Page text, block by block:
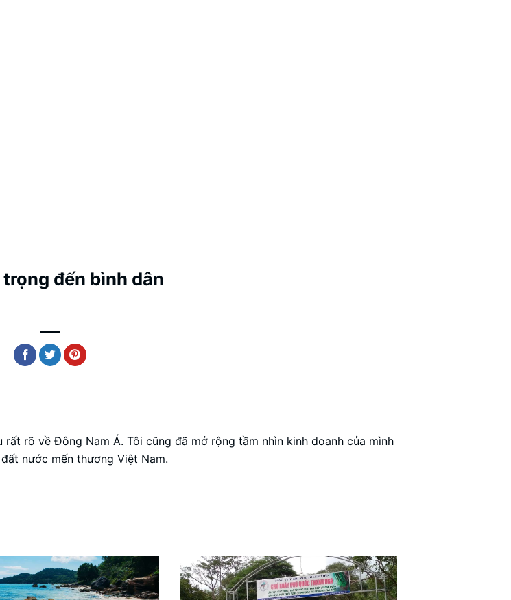
đến bình dân
rõ về Đông Nam Á. Tôi cũng đã mở rộng tầm nhìn kinh doanh của mình
nước mến thương Việt Nam.